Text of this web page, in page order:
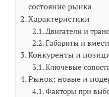
состояние рынка
Характеристики
Двигатели и
Габариты и
Конкуренты и
Ключевые
Рынок: новые и
Факторы при